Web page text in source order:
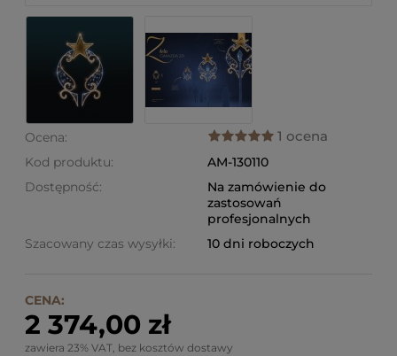
Ocena: 1 ocena
Kod produktu:
AM-130110
Dostępność:
Na zamówienie do
zastosowań
profesjonalnych
Szacowany czas wysyłki:
10 dni roboczych
CENA:
2 374,00 zł
zawiera 23% VAT, bez kosztów dostawy